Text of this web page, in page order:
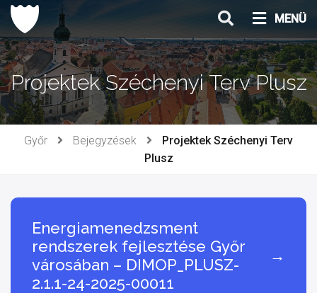
Ugrás
tartalomhoz
MENÜ
Projektek Széchenyi Terv Plusz
Győr Bejegyzések
Projektek Széchenyi Terv
Plusz
Energiamenedzsment
rendszerek fejlesztése Győr
városában – DIMOP_PLUSZ-
2.1.1-24-2025-00011
→